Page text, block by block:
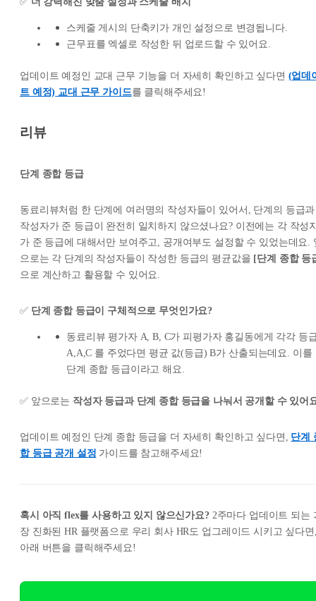
스케줄 게시의 단축키가 개인 설정으로 변경됩니다.
근무표를 엑셀로 작성한 뒤 업로드할 수 있어요.
업데이트 예정인 교대 근무 기능을 더 자세히 확인하고 싶다면 (업데
트 예정) 교대 근무 가이드를 클릭해주세요!
리뷰
단계 종합 등급
동료리뷰처럼 한 단계에 여러명의 작성자들이 있어서, 단계의 등급과
작성자가 준 등급이 완전히 일치하지 않으셨나요? 이전에는 각 작성
가 준 등급에 대해서만 보여주고, 공개여부도 설정할 수 있었는데요.
으로는 각 단계의 작성자들이 작성한 등급의 평균값을 [단계 종합 등
으로 계산하고 활용할 수 있어요.
✅ 단계 종합 등급이 구체적으로 무엇인가요?
동료리뷰 평가자 A, B, C가 피평가자 홍길동에게 각각 등
A,A,C 를 주었다면 평균 값(등급) B가 산출되는데요. 이를
단계 종합 등급이라고 해요.
✅ 앞으로는 작성자 등급과 단계 종합 등급을 나눠서 공개할 수 있어
업데이트 예정인 단계 종합 등급을 더 자세히 확인하고 싶다면, 단계
합 등급 공개 설정 가이드를 참고해주세요!
혹시 아직 flex를 사용하고 있지 않으신가요? 2주마다 업데이트 되는
장 진화된 HR 플랫폼으로 우리 회사 HR도 업그레이드 시키고 싶다
아래 버튼을 클릭해주세요!